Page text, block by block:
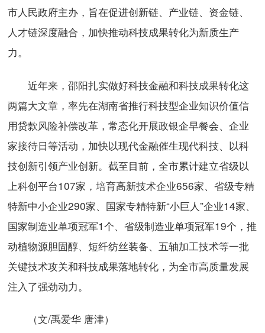
市人民政府主办，旨在促进创新链、产业链、资金链、
人才链深度融合，加快推动科技成果转化为新质生产
力。
近年来，邵阳扎实做好科技金融和科技成果转化这
两篇大文章，率先在湖南省推行科技型企业知识价值信
用贷款风险补偿改革，常态化开展政银企早餐会、企业
家接待日等活动，加快以现代金融催生现代科技、以科
技创新引领产业创新。截至目前，全市累计建立省级以
上科创平台107家，培育高新技术企业656家、省级专精
特新中小企业290家、国家专精特新“小巨人”企业14家、
国家制造业单项冠军1个、省级制造业单项冠军19个，推
动植物源胆固醇、短纤纺丝装备、五轴加工技术等一批
关键技术攻关和科技成果落地转化，为全市高质量发展
注入了强劲动力。
（文/禹爱华 唐津）